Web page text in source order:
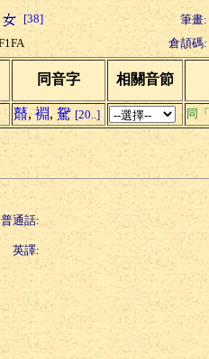
[38]
筆畫:
倉頡碼:
同音字 相關音節
鼘, 裫, 駌 [20..]
同
普通話:
英譯: